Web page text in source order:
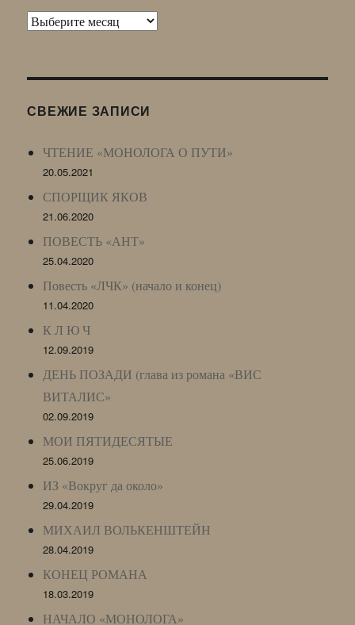
Архив
LJ
СВЕЖИЕ ЗАПИСИ
ЧТЕНИЕ «МОНОЛОГА О ПУТИ»
20.05.2021
СПОРЩИК ЯКОВ
21.06.2020
ПОВЕСТЬ «АНТ»
25.04.2020
Повесть «ЛЧК» (начало и конец)
11.04.2020
К Л Ю Ч
12.09.2019
ДЕНЬ ПОЗАДИ (глава из романа «ВИС
ВИТАЛИС»
02.09.2019
МОИ ПЯТИДЕСЯТЫЕ
25.06.2019
ИЗ «Вокруг да около»
29.04.2019
МИХАИЛ ВОЛЬКЕНШТЕЙН
28.04.2019
КОНЕЦ РОМАНА
18.03.2019
НАЧАЛО «МОНОЛОГА»